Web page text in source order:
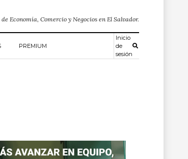
Economía, Comercio y Negocios en El Salvador.
PREMIUM
Inicio
de
sesión